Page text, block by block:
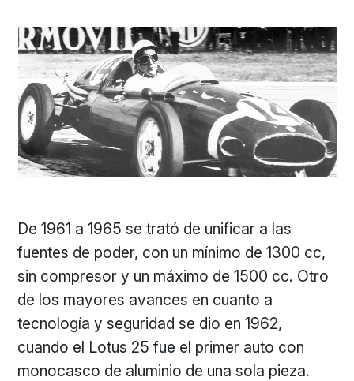
De 1961 a 1965 se trató de unificar a las
fuentes de poder, con un mínimo de 1300 cc,
sin compresor y un máximo de 1500 cc. Otro
de los mayores avances en cuanto a
tecnología y seguridad se dio en 1962,
cuando el Lotus 25 fue el primer auto con
monocasco de aluminio de una sola pieza.